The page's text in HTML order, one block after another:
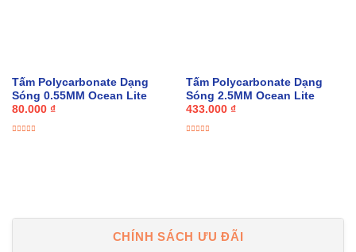
CHÍNH SÁCH ƯU ĐÃI
Tấm Polycarbonate Dạng
Sóng 0.55MM Ocean Lite
80.000 ₫
Tấm Polycarbonate Dạng
Sóng 2.5MM Ocean Lite
433.000 ₫